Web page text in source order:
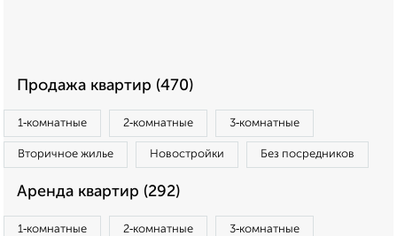
Продажа квартир (470)
1‑комнатные 2‑комнатные 3‑комнатные
Вторичное жилье Новостройки Без посредников
Аренда квартир (292)
1‑комнатные 2‑комнатные 3‑комнатные